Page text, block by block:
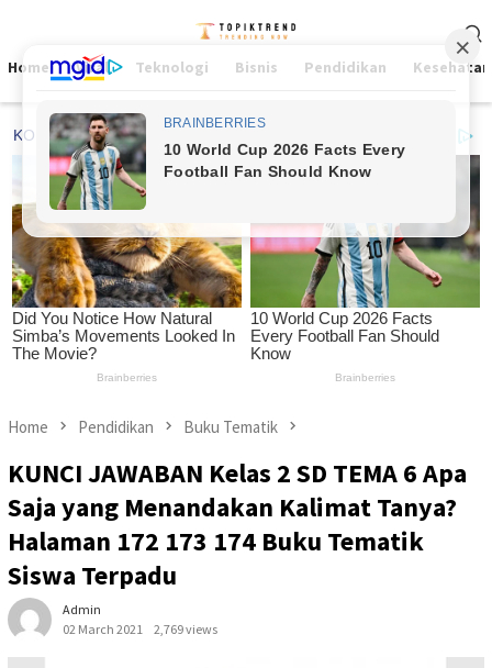
contentMenu
Home Viral Teknologi Bisnis Pendidikan Kesehatan
Home Pendidikan Buku Tematik
KUNCI JAWABAN Kelas 2 SD TEMA 6 Apa
Saja yang Menandakan Kalimat Tanya?
Halaman 172 173 174 Buku Tematik
Siswa Terpadu
Admin
02 March 2021
2,769 views